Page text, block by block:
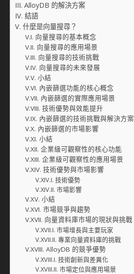
AlloyDB 的解決方案
結語
什麼是向量搜尋？
向量搜尋的基本概念
向量搜尋的應用場景
向量搜尋的技術挑戰
向量搜尋的未來發展
小結
內嵌篩選功能的核心概念
內嵌篩選的實際應用場景
技術優勢與效能提升
內嵌篩選的技術挑戰與解決方案
內嵌篩選的市場影響
小結
企業級可觀察性的核心功能
企業級可觀察性的應用場景
技術優勢與市場影響
技術優勢
市場影響
小結
市場競爭與趨勢
向量資料庫市場的現狀與挑戰
市場增長與主要玩家
專業向量資料庫的挑戰
AlloyDB 的競爭優勢
技術創新與差異化
市場定位與應用場景